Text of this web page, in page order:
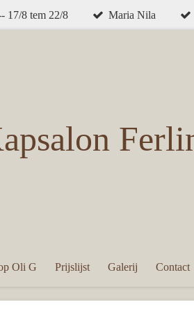
17/8 tem 22/8 Maria Nila
Oli G Prijslijst Galerij Contact